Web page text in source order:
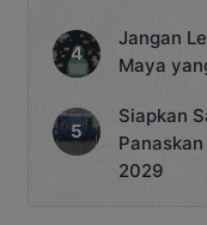
Jangan
Maya
Siapkan
2029